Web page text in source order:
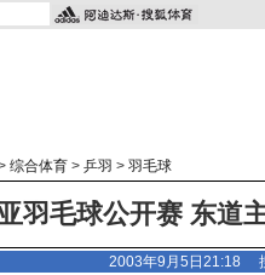
综合体育 > 乒羽 > 羽毛球
羽毛球公开赛 东道
2003年9月5日21:18